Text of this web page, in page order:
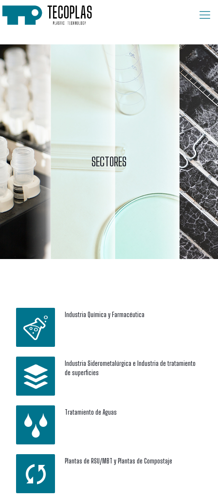
SECTORES
Industria Química y Farmacéutica
Industria Siderometalúrgica e Industria de tratamiento
de superficies
Tratamiento de Aguas
Plantas de RSU/MBT y Plantas de Compostaje